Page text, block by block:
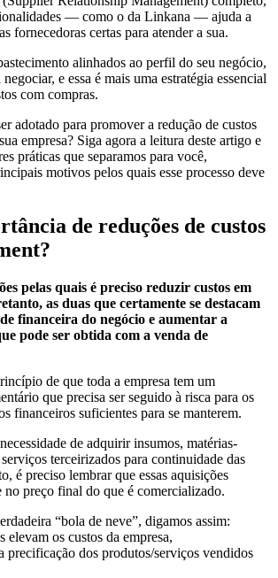
— como o da Linkana — ajuda a
fornecedoras certas para atender a sua.
alinhados ao perfil do seu negócio,
e essa é mais uma estratégia essencial
com compras.
adotado para promover a redução de custos
empresa? Siga agora a leitura deste artigo e
práticas que separamos para você,
motivos pelos quais esse processo deve
de reduções de custos
pelas quais é preciso reduzir custos em
as duas que certamente se destacam
financeira do negócio e aumentar a
pode ser obtida com a venda de
de que toda a empresa tem um
que precisa ser seguido à risca para os
financeiros suficientes para se manterem.
de adquirir insumos, matérias-
terceirizados para continuidade das
é preciso lembrar que essas aquisições
no preço final do que é comercializado.
“bola de neve”, digamos assim:
elevam os custos da empresa,
precificação dos produtos/serviços vendidos